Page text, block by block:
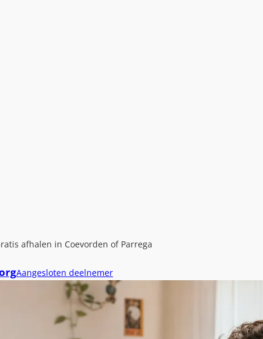
afhalen in Coevorden of Parrega
Aangesloten deelnemer